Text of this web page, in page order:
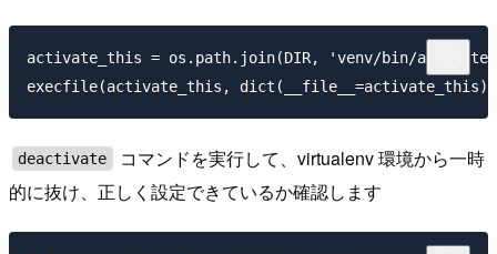
activate_this = os.path.join(DIR, 'venv/bin/
deactivate
コマンドを実行して、virtualenv 環境から一時
的に抜け、正しく設定できているか確認します